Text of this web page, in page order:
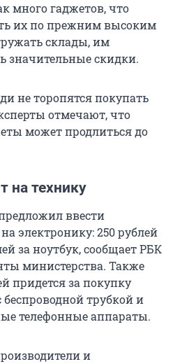
много гаджетов, что
их по прежним высоким
склады, им
значительные скидки.
не торопятся покупать
отмечают, что
может продлиться до
на технику
ввести
электронику:250 рублей
за ноутбук, сообщает РБК
министерства. Также
придется за покупку
беспроводной трубкой и
телефонные аппараты.
и